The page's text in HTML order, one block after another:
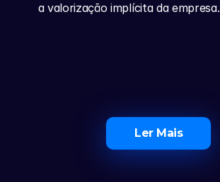
a valorização implícita da empresa.
Ler Mais